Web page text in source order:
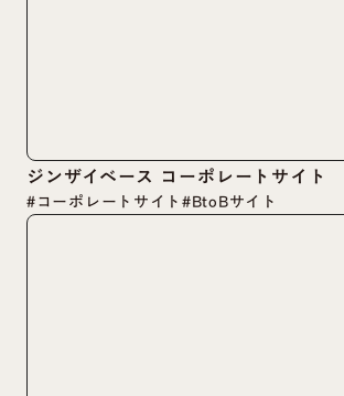
ジンザイベース コーポレートサイト
#コーポレートサイト#BtoBサイト